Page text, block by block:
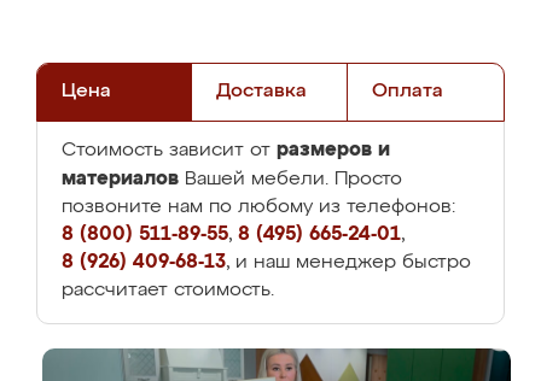
Цена Доставка Оплата
Стоимость зависит от размеров и
материалов Вашей мебели. Просто
позвоните нам по любому из телефонов:
8 (800) 511-89-55, 8 (495) 665-24-01,
8 (926) 409-68-13, и наш менеджер быстро
рассчитает стоимость.